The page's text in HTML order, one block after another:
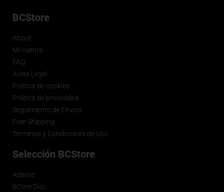
BCStore
About
Mi cuenta
FAQ
Aviso Legal
Política de cookies
Política de privacidad
Seguimiento de Envios
Free Shipping
Terminos y Condiciones de Uso
Selección BCStore
Adarce
BCore Disc